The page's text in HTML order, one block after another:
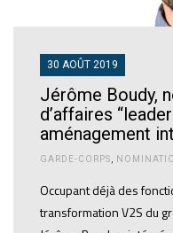
30 AOÛT 2019
Jérôme Boudy,
d’affaires
aménagement
GARDE-CORPS
Occupant déjà des
transformation V2S du